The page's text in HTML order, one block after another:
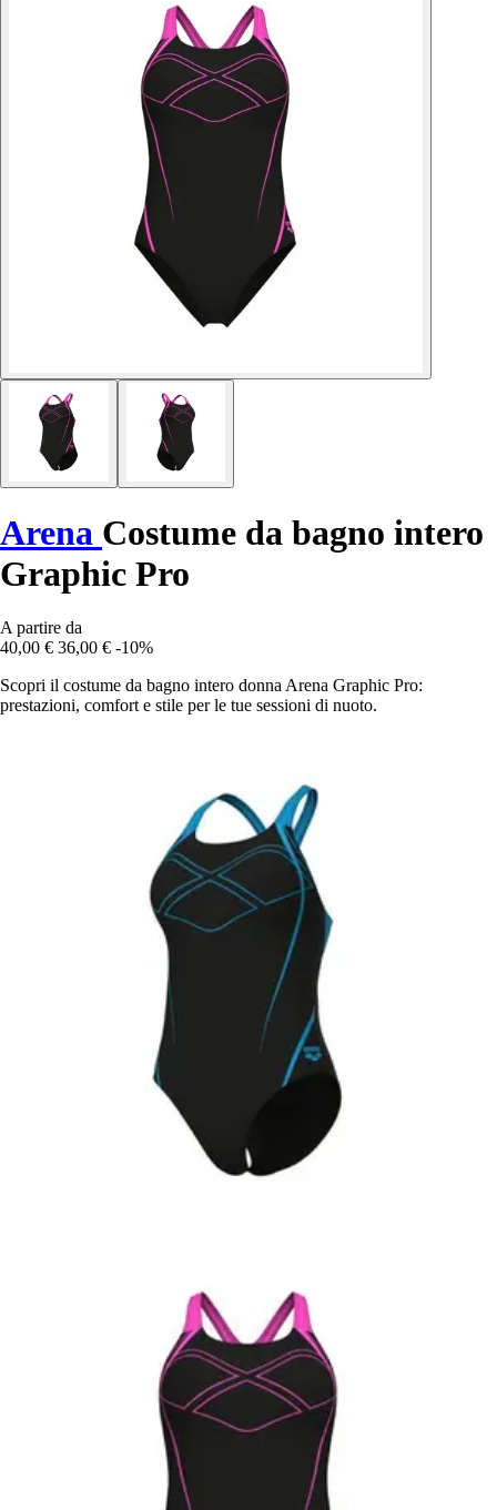
Arena Costume da bagno intero
Graphic Pro
A partire da
40,00 € 36,00 € -10%
Scopri il costume da bagno intero donna Arena Graphic Pro:
prestazioni, comfort e stile per le tue sessioni di nuoto.